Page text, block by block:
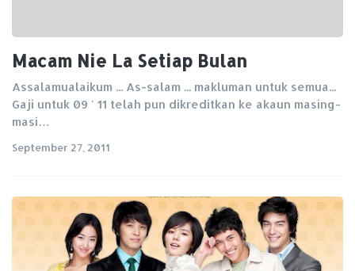
Macam Nie La Setiap Bulan
Assalamualaikum ... As-salam ... makluman untuk semua...
Gaji untuk 09 ' 11 telah pun dikreditkan ke akaun masing-
masi…
September 27, 2011